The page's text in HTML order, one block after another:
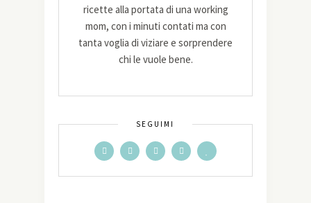
ricette alla portata di una working
mom, con i minuti contati ma con
tanta voglia di viziare e sorprendere
chi le vuole bene.
SEGUIMI